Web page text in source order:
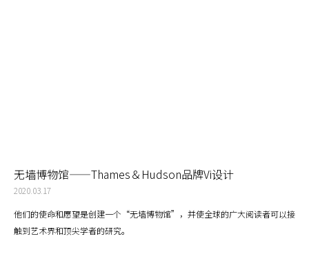
无墙博物馆——​Thames＆Hudson品牌Vi设计
2020.03.17
他们的使命和愿望是创建一个“无墙博物馆”，并使全球的广大阅读者可以接
触到艺术界和顶尖学者的研究。